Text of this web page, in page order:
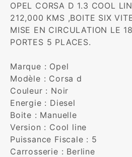
OPEL CORSA D 1.3 COOL
212,000 KMS ,BOITE SIX
MISE EN CIRCULATION LE
PORTES 5 PLACES.
Marque : Opel
Modèle : Corsa d
Couleur : Noir
Energie : Diesel
Boite : Manuelle
Version : Cool line
Puissance Fiscale : 5
Carrosserie : Berline